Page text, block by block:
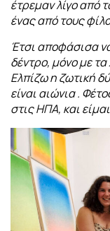
έτρεμαν λίγο από
ένας από τους
Έτσι αποφάσισα
δέντρο, μόνο με
Ελπίζω η ζωτική
είναι αιώνια .
στις ΗΠΑ, και